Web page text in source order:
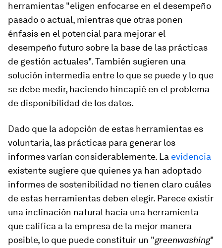
herramientas "eligen enfocarse en el desempeño
pasado o actual, mientras que otras ponen
énfasis en el potencial para mejorar el
desempeño futuro sobre la base de las prácticas
de gestión actuales". También sugieren una
solución intermedia entre lo que se puede y lo que
se debe medir, haciendo hincapié en el problema
de disponibilidad de los datos.
Dado que la adopción de estas herramientas es
voluntaria, las prácticas para generar los
informes varían considerablemente. La evidencia
existente sugiere que quienes ya han adoptado
informes de sostenibilidad no tienen claro cuáles
de estas herramientas deben elegir. Parece existir
una inclinación natural hacia una herramienta
que califica a la empresa de la mejor manera
posible, lo que puede constituir un "greenwashing"